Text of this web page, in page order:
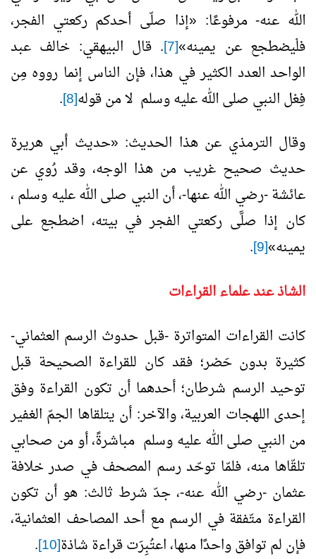
الله عنه- مرفوعًا: «إذا صلّى أحدكم ركعتي الفجر،
فلْيضطجع عن يمينه»[7] . قال البيهقي: خالف عبد
الواحد العدد الكثير في هذا، فإن الناس إنما رووه مِن
فِعْل النبي صلى الله عليه وسلم لا من قوله[8]
.
وقال الترمذي عن هذا الحديث: «حديث أبي هريرة
حديث صحيح غريب من هذا الوجه، وقد رُوي عن
عائشة -رضي الله عنها-، أن النبي صلى الله عليه وسلم ،
كان إذا صلَّى ركعتي الفجر في بيته، اضطجع على
يمينه»[9]
.
الشاذ عند علماء القراءات
كانت القراءات المتواترة -قبل حدوث الرسم العثماني-
كثيرة بدون حَصْر؛ فقد كان للقراءة الصحيحة قبل
توحيد الرسم شرطان؛ أحدهما أن تكون القراءة وفق
إحدى اللهجات العربية، والآخر: أن يتلقاها الجمّ الغفير
من النبي صلى الله عليه وسلم مباشرةً، أو من صحابي
تلقّاها منه، فلمّا توحّد رسم المصحف في صدر خلافة
عثمان -رضي الله عنه-، جدّ شرط ثالث: هو أن تكون
القراءة متّفقة في الرسم مع أحد المصاحف العثمانية،
فإن لم توافق واحدًا منها، اعتُبِرَت قراءة شاذة[10]
.